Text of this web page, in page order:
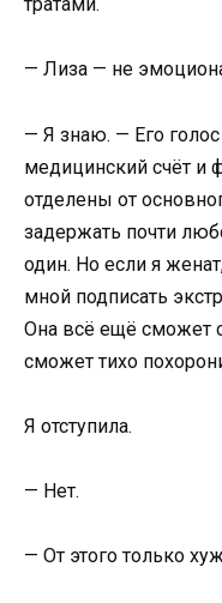
— Лиза — не
— Я знаю. — Его
медицинский счёт и
отделены от
задержать почти
один. Но если я
мной подписать
Она всё ещё сможет
сможет тихо
Я отступила.
— Нет.
— От этого только